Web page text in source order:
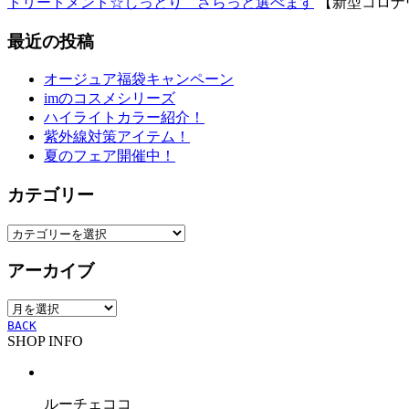
最近の投稿
オージュア福袋キャンペーン
imのコスメシリーズ
ハイライトカラー紹介！
紫外線対策アイテム！
夏のフェア開催中！
カテゴリー
カ
ゴ
ー
アーカイブ
ア
ー
カ
BACK
SHOP INFO
ルーチェココ